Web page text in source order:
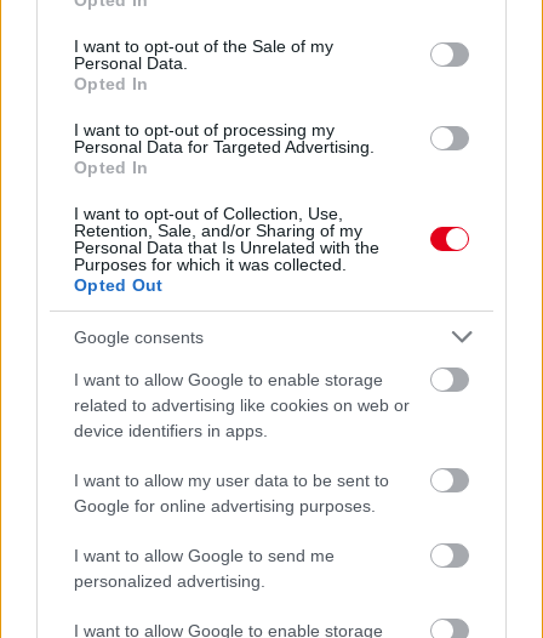
use your data for below specified purposes in below Google
consent section.
I want to opt-out of the Sale of my
Personal Data.
Opted In
I want to opt-out of processing my
Personal Data for Targeted Advertising.
Opted In
I want to opt-out of Collection, Use,
Retention, Sale, and/or Sharing of my
Personal Data that Is Unrelated with the
Purposes for which it was collected.
Opted Out
Google consents
I want to allow Google to enable storage
related to advertising like cookies on web or
device identifiers in apps.
I want to allow my user data to be sent to
Google for online advertising purposes.
I want to allow Google to send me
personalized advertising.
I want to allow Google to enable storage
Silverstone-t követően? Vélemény.
részletek
előző hírek következő hírek
Hallgasd meg a Formula Podcast
legfrissebb adását!
Kövess minket a Facebookon
Parc Fermé